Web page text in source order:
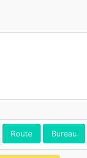
Route Bureau